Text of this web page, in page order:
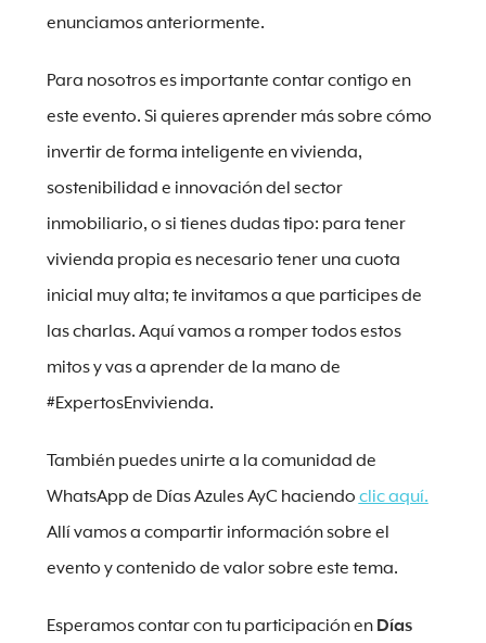
enunciamos anteriormente.
Para nosotros es importante contar contigo en
este evento. Si quieres aprender más sobre cómo
invertir de forma inteligente en vivienda,
sostenibilidad e innovación del sector
inmobiliario, o si tienes dudas tipo: para tener
vivienda propia es necesario tener una cuota
inicial muy alta; te invitamos a que participes de
las charlas. Aquí vamos a romper todos estos
mitos y vas a aprender de la mano de
#ExpertosEnvivienda.
También puedes unirte a la comunidad de
WhatsApp de Días Azules AyC haciendo clic aquí.
Allí vamos a compartir información sobre el
evento y contenido de valor sobre este tema.
Esperamos contar con tu participación en Días